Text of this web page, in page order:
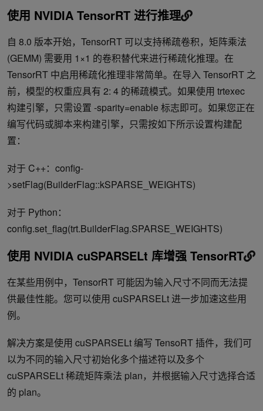
使用 NVIDIA TensorRT 进行推理
自 8.0 版本开始，TensorRT 可以支持稀疏卷积，矩阵乘法
(GEMM) 需要用 1×1 的卷积替代来进行稀疏化推理。在
TensorRT 中启用稀疏化推理非常简单。在导入 TensorRT 之
前，模型的权重应具有 2: 4 的稀疏模式。如果使用 trtexec
构建引擎，只需设置 -sparity=enable 标志即可。如果您正在
编写代码或脚本来构建引擎，只需按如下所示设置构建配
置：
对于 C++：config-
>setFlag(BuilderFlag::kSPARSE_WEIGHTS)
对于 Python：
config.set_flag(trt.BuilderFlag.SPARSE_WEIGHTS)
使用 NVIDIA cuSPARSELt 库增强 TensorRT
在某些用例中，TensorRT 可能因为输入尺寸不同而无法提
供最佳性能。您可以使用 cuSPARSELt 进一步加速这些用
例。
解决方案是使用 cuSPARSELt 编写 TensoRT 插件，我们可
以为不同的输入尺寸初始化多个描述符以及多个
cuSPARSELt 稀疏矩阵乘法 plan，并根据输入尺寸选择合适
的 plan。